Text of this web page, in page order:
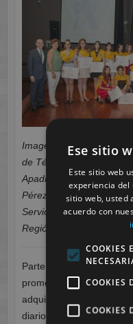
Imagen: 1º Promoción
de Técnico Superior en
Apadrina el ciclo Sr. D.
Pérez, Jefe del Servicio
Servicios sociales para
Región de Murcia.
Parte fundamental
promoción 2013/2015,
adquirido, algo que no
diario delequipo
Ese sitio
Este sitio web
experiencia
sitio web, usted
acuerdo con
COOKIES
COOKIES
COOKIES